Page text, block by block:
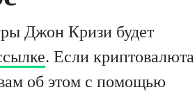
Джон Кризи будет
. Если криптовалюта
об этом с помощью